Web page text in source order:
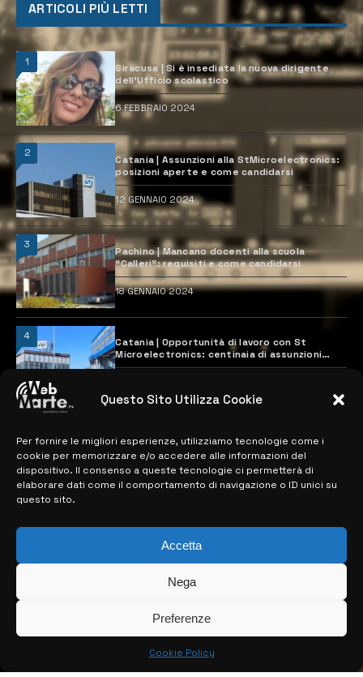
Questo Sito Utilizza Cookie
Per fornire le migliori esperienze, utilizziamo tecnologie come i
cookie per memorizzare e/o accedere alle informazioni del
dispositivo. Il consenso a queste tecnologie ci permetterà di
elaborare dati come il comportamento di navigazione o ID unici su
questo sito.
Accetta
Nega
Preferenze
Cookie Policy
ARTICOLI PIÙ LETTI
1
Siracusa | Si è insediata la nuova dirigente
dell’Ufficio scolastico
6 FEBBRAIO 2024
2
Catania | Assunzioni alla StMicroelectronics:
posizioni aperte e come candidarsi
12 GENNAIO 2024
3
Pachino | Mancano docenti alla scuola
“Calleri”: requisiti e come candidarsi
18 GENNAIO 2024
4
Catania | Opportunità di lavoro con St
Microelectronics: centinaia di assunzioni
previste
MAPPA DEL SITO
> NOTIZIE